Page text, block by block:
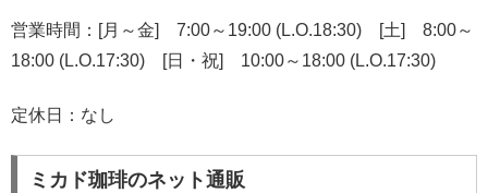
営業時間：[月～金] 7:00～19:00 (L.O.18:30) [土] 8:00～
18:00 (L.O.17:30) [日・祝] 10:00～18:00 (L.O.17:30)
定休日：なし
ミカド珈琲のネット通販